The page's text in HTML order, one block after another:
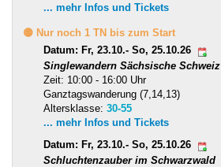
... mehr Infos und Tickets
🟡 Nur noch 1 TN bis zum Start
Datum: Fr, 23.10.- So, 25.10.26
Singlewandern Sächsische Schweiz
Zeit: 10:00 - 16:00 Uhr
Ganztagswanderung (7,14,13)
Altersklasse: 30-55
... mehr Infos und Tickets
Datum: Fr, 23.10.- So, 25.10.26
Schluchtenzauber im Schwarzwald